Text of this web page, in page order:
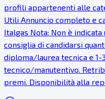
profili appartenenti alle
Utili Annuncio completo e
Italgas Nota: Non è
consiglia di candidarsi
diploma/laurea tecnica e
tecnico/manutentivo.
premi. Disponibilità alla